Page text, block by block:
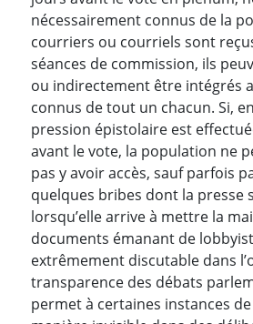
nécessairement connus de la
courriers ou courriels sont
séances de commission, ils
ou indirectement être intégrés
connus de tout un chacun. Si,
pression épistolaire est
avant le vote, la population ne
pas y avoir accès, sauf parfois
quelques bribes dont la presse
lorsqu’elle arrive à mettre la
documents émanant de
extrêmement discutable dans
transparence des débats
permet à certaines instances de